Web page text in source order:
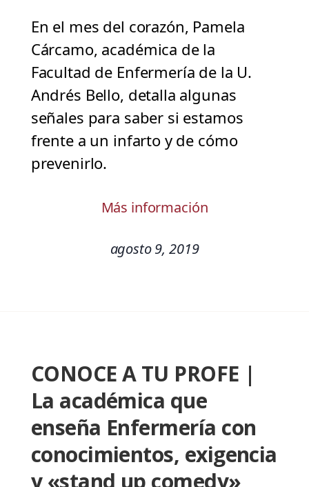
En el mes del corazón, Pamela
Cárcamo, académica de la
Facultad de Enfermería de la U.
Andrés Bello, detalla algunas
señales para saber si estamos
frente a un infarto y de cómo
prevenirlo.
Más información
agosto 9, 2019
CONOCE A TU PROFE |
La académica que
enseña Enfermería con
conocimientos, exigencia
y «stand up comedy»